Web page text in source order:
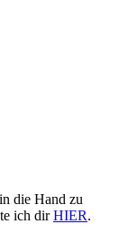
die Hand zu
ich dirHIER.